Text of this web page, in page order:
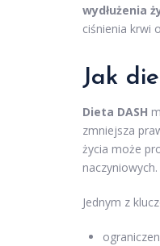
wydłużenia
ciśnienia krwi
Jak
Dieta DASH
zmniejsza
życia może
naczyniowych.
Jednym z